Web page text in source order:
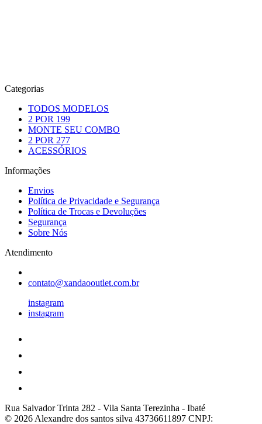
Categorias
TODOS MODELOS
2 POR 199
MONTE SEU COMBO
2 POR 277
ACESSÓRIOS
Informações
Envios
Política de Privacidade e Segurança
Política de Trocas e Devoluções
Segurança
Sobre Nós
Atendimento
contato@xandaooutlet.com.br
instagram
instagram
Rua Salvador Trinta 282 - Vila Santa Terezinha - Ibaté
© 2026 Alexandre dos santos silva 43736611897 CNPJ: